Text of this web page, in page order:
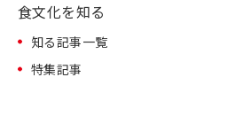
食文化を知る
知る記事一覧
特集記事